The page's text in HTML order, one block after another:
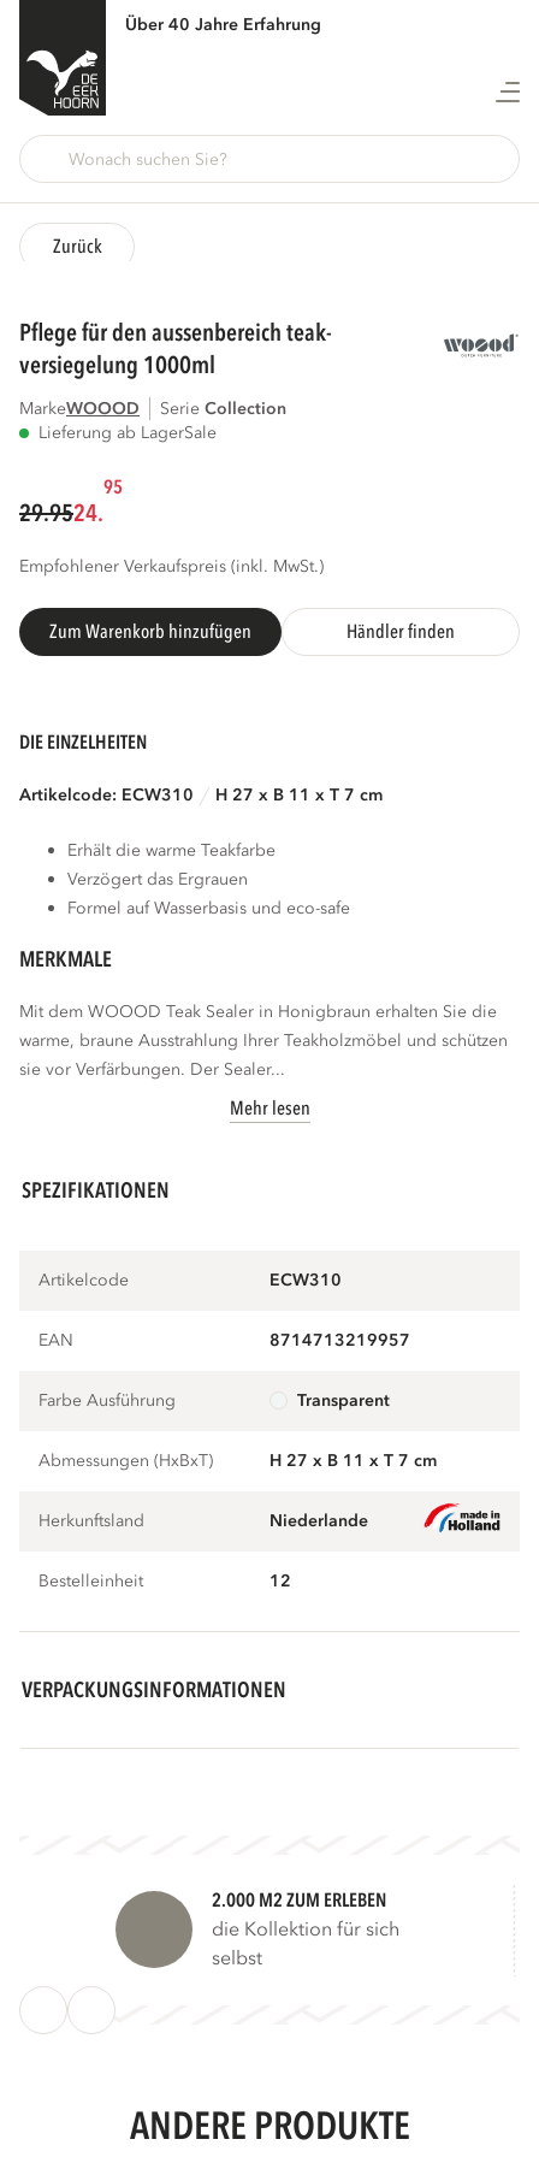
Über 40 Jahre Erfahrung
Zurück
pflege für den aussenbereich teak-
versiegelung 1000ml
MarkeWOOOD Serie
collection
Lieferung ab LagerSale
29.9524.
95
Empfohlener Verkaufspreis (inkl. MwSt.)
Zum Warenkorb hinzufügen Händler finden
DIE EINZELHEITEN
Artikelcode: ECW310 H 27 x B 11 x T 7 cm
Erhält die warme Teakfarbe
Verzögert das Ergrauen
Formel auf Wasserbasis und eco-safe
MERKMALE
Mit dem WOOOD Teak Sealer in Honigbraun erhalten Sie die
warme, braune Ausstrahlung Ihrer Teakholzmöbel und schützen
sie vor Verfärbungen. Der Sealer...
Mehr lesen
SPEZIFIKATIONEN
Artikelcode ECW310
EAN 8714713219957
Farbe Ausführung transparent
Abmessungen (HxBxT) H 27 x B 11 x T 7 cm
Herkunftsland Niederlande
Bestelleinheit 12
VERPACKUNGSINFORMATIONEN
2.000 M2 ZUM ERLEBEN
die Kollektion für sich
selbst
ANDERE PRODUKTE